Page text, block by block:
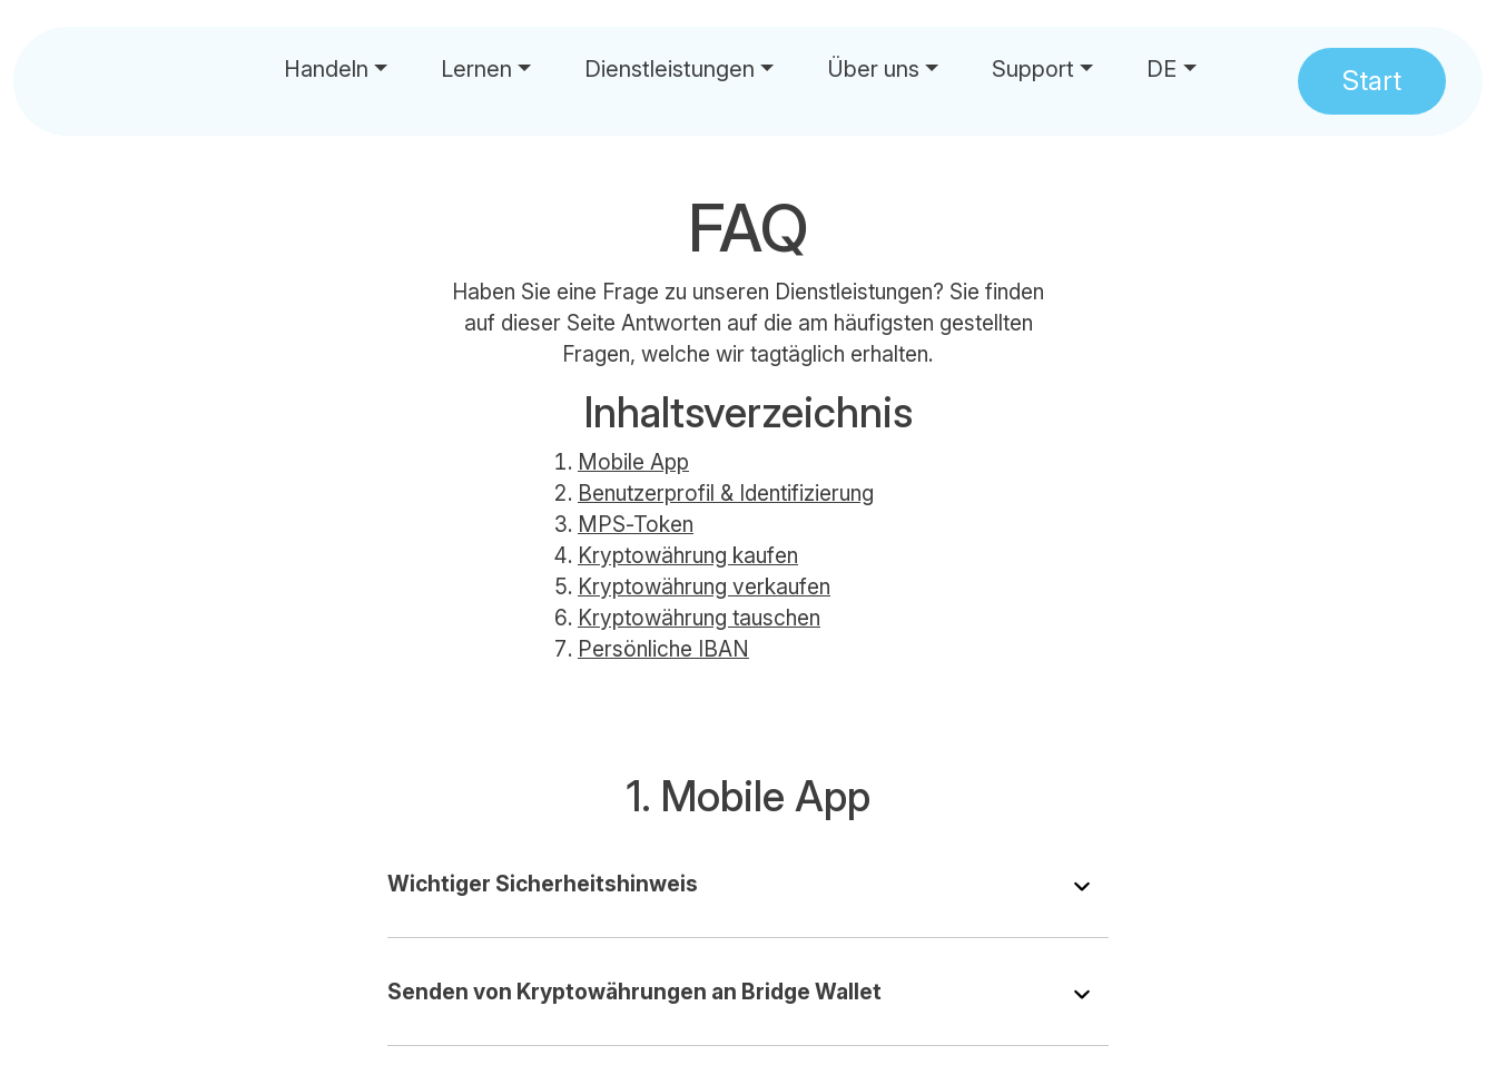
Handeln Lernen Dienstleistungen Über uns Support DE Start
FAQ
Haben Sie eine Frage zu unseren Dienstleistungen? Sie finden
auf dieser Seite Antworten auf die am häufigsten gestellten
Fragen, welche wir tagtäglich erhalten.
Inhaltsverzeichnis
Mobile App
Benutzerprofil & Identifizierung
MPS-Token
Kryptowährung kaufen
Kryptowährung verkaufen
Kryptowährung tauschen
Persönliche IBAN
1. Mobile App
Wichtiger Sicherheitshinweis
Senden von Kryptowährungen an Bridge Wallet